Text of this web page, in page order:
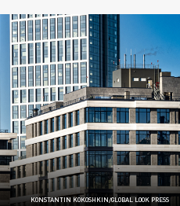
KONSTANTIN KOKOSHKIN/GLOBAL LOOK PRESS